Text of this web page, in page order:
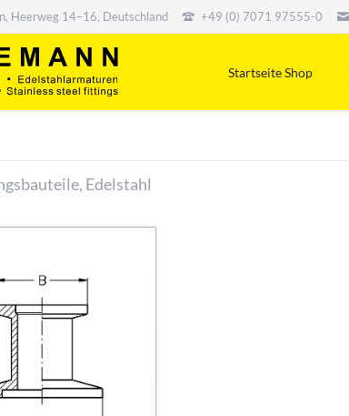
Heerweg 14–16, Deutschland +49 (0) 7071 97555-0
Startseite Shop
Edelstahl